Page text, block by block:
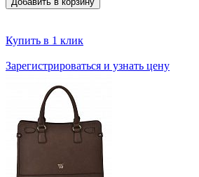
Купить в 1 клик
Зарегистрироваться и узнать цену